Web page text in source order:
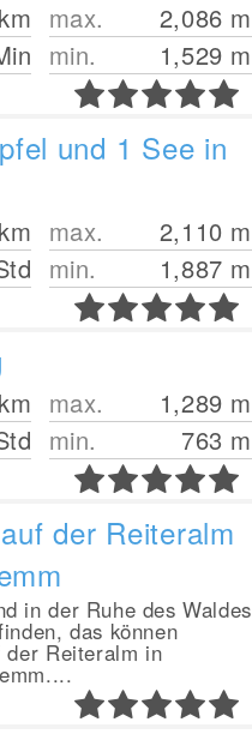
km max. 2,086 m
min.
1,529 m
und 1 See in
km max. 2,110 m
min.
1,887 m
km max. 1,289 m
min.
763 m
der Reiteralm
in der Ruhe des Waldes
das können
der Reiteralm in